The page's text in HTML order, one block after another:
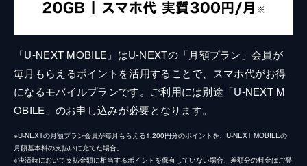
「U-NEXT MOBILE」はU-NEXTの「月額プラン」会員が
毎月もらえるポイントを活用することで、スマホ代がお得
になるモバイルプランです。ご利用には別途「U-NEXT M
OBILE」のお申し込みが必要となります。
※U-NEXTの月額プラン会員が毎月もらえる1,200円分のポイントを、U-NEXT MOBILEの
月額基本料の支払いに充てた場合。
※決済時において支払金額に相当するポイントを保有していない場合、差額分の料金はご登